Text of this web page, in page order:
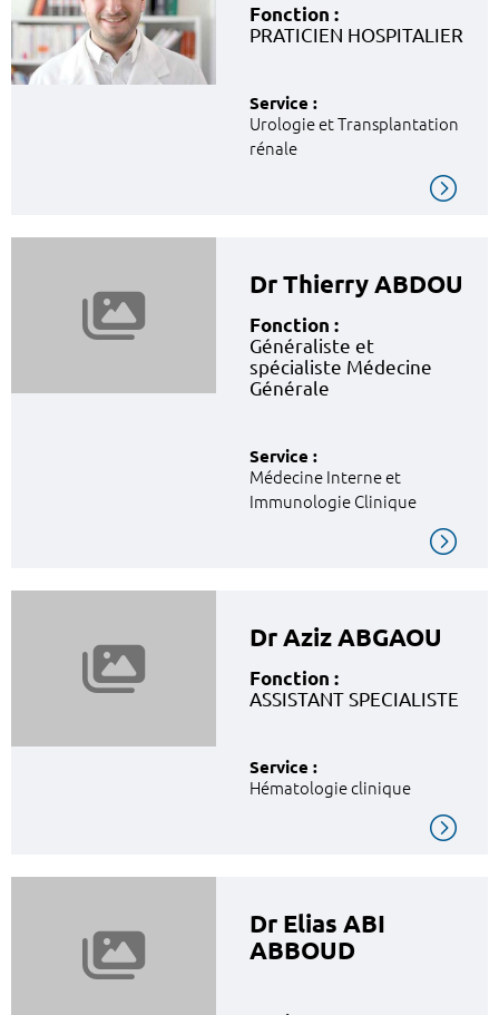
Fonction :
PRATICIEN HOSPITALIER
Service :
Urologie et Transplantation
rénale
Dr Thierry ABDOU
Fonction :
Généraliste et
spécialiste Médecine
Générale
Service :
Médecine Interne et
Immunologie Clinique
Dr Aziz ABGAOU
Fonction :
ASSISTANT SPECIALISTE
Service :
Hématologie clinique
Dr Elias ABI
ABBOUD